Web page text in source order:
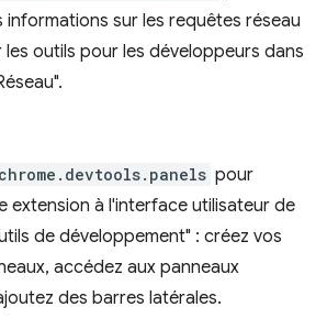
informations sur les requêtes réseau
outils pour les développeurs dans
chrome.devtools.panels pour
extension à l'interface utilisateur de
de développement" : créez vos
accédez aux panneaux
des barres latérales.